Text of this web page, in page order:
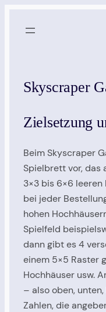
Inhalt
Skyscraper
Zielsetzung
Beim Skyscraper
Spielbrett vor, das
3×3 bis 6×6
bei jeder
hohen
Spielfeld
dann gibt es 4
einem 5×5 Raster
Hochhäuser usw.
– also oben,
Zahlen, die